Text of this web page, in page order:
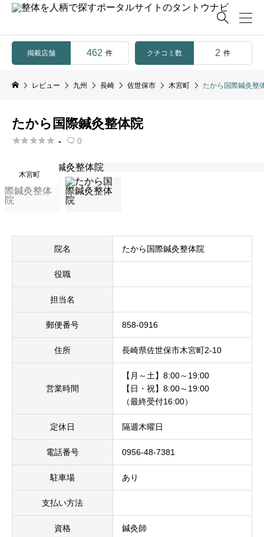

掲載店舗 462 件 クチコミ数 2 件
レビュー 九州 長崎 佐世保市 木宮町 たから国際鍼灸整
たから国際鍼灸整体院
 -  0
木宮町
院名 たから国際鍼灸整体院
役職
担当名
郵便番号 858-0916
住所 長崎県佐世保市木宮町2-10
営業時間
【月～土】8:00～19:00
【日・祝】8:00～19:00
（最終受付16:00）
定休日 隔週木曜日
電話番号 0956-48-7381
駐車場 あり
支払い方法
資格 鍼灸師